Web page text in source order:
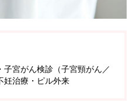
宮がん検診（子宮頸がん／
妊治療・ピル外来